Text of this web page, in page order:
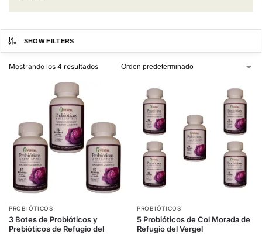
SHOW FILTERS
Mostrando los 4 resultados
PROBIÓTICOS
3 Botes de Probióticos y
Prebióticos de Refugio del
PROBIÓTICOS
5 Probióticos de Col Morada de
Refugio del Vergel